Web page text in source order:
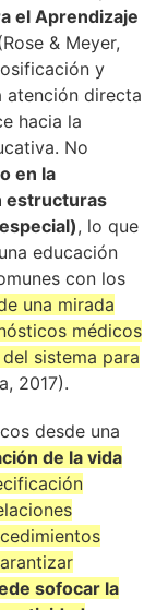
el Aprendizaje
& Meyer,
y
atención directa
hacia la
No
en la
estructuras
, lo que
educación
con los
una mirada
médicos
sistema para
2017).
desde una
de la vida
sofocar la